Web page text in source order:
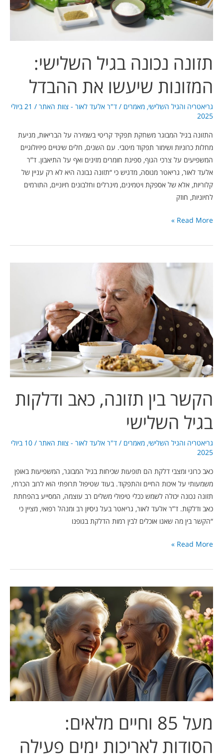
תזונה נכונה בגיל השלישי:
המזונות שיעשו את ההבדל
גריאטריה והגיל השלישי, מאמרים / ד"ר אלעד לאור - צוות האתר /
21 ביולי
2025
התזונה בגיל המבוגר משחקת תפקיד קריטי בשמירה על הבריאות, מניעת
מחלות כרוניות ושימור תפקוד מיטבי. עם השנים, חלים שינויים פיזיולוגיים
המשפיעים על צרכי הגוף, ספיגת חומרים מזינים ואף על התיאבון. ד”ר
אלעד לאור, גריאטר מנוסה, מדגיש כי “תזונה נבונה היא לא רק עניין של
קלוריות, אלא של אספקת ויטמינים, מינרלים וחלבונים חיוניים, התורמים
לחיוניות, חוזק
את
ההבדל
Read More »
הקשר בין תזונה, כאב ודלקות
בגיל השלישי
גריאטריה והגיל השלישי, מאמרים / ד"ר אלעד לאור - צוות האתר /
10 ביולי
2025
כאב כרוני ומצבי דלקת הם תופעות שכיחות בגיל המבוגר, המשפיעות באופן
משמעותי על איכות החיים והתפקוד. בעוד שטיפול תרופתי הוא לרוב הכרחי,
תזונה נכונה יכולה לשמש ככלי טיפולי משלים רב עוצמה, המסייע בהפחתת
כאב ודלקות. ד”ר אלעד לאור, גריאטר בעל ניסיון רב ומנהל רפואי, מציין כי
“הקשר בין מה שאנו אוכלים לבין רמות הדלקת בגופנו
ודלקות
בגיל
השלישי
Read More »
מעל 85 וחיים מלאים:
הסודות לאריכות ימים פעילה
מעל
וחיים
מלאים:
הסודות
לאריכות
ימים
פעילה